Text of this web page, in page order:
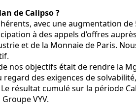
de Calipso ?
avec une augmentation
à des appels d’offres
et de la Monnaie de Paris.
nos objectifs était de rendre la
des exigences de
résultat cumulé sur la période
VYV.